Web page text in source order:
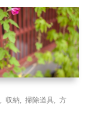
収納 掃除道具
方